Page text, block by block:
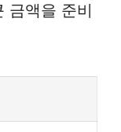
금액을 준비